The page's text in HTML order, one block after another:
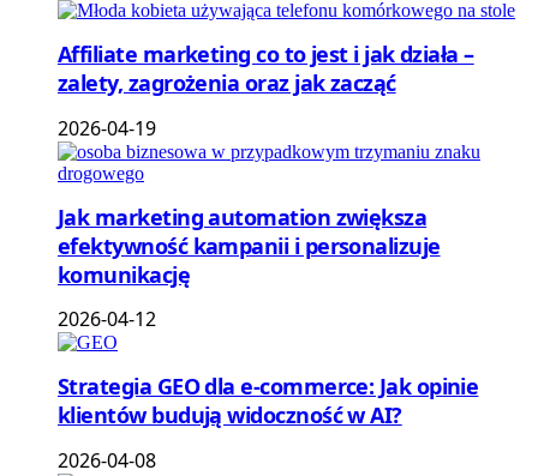
Affiliate marketing co to jest i jak działa –
zalety, zagrożenia oraz jak zacząć
2026-04-19
Jak marketing automation zwiększa
efektywność kampanii i personalizuje
komunikację
2026-04-12
Strategia GEO dla e-commerce: Jak opinie
klientów budują widoczność w AI?
2026-04-08